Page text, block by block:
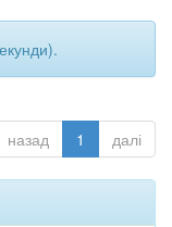
назад 1 далі